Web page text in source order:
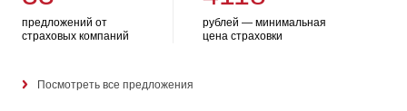
предложений от
страховых компаний
рублей — минимальная
цена страховки
Посмотреть все предложения